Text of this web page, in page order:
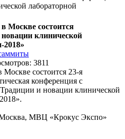
лабораторной
Москве состоится
клинической
2018»
3811
Москве состоится 23-я
конференция с
и новации клинической
МВЦ «Крокус Экспо»